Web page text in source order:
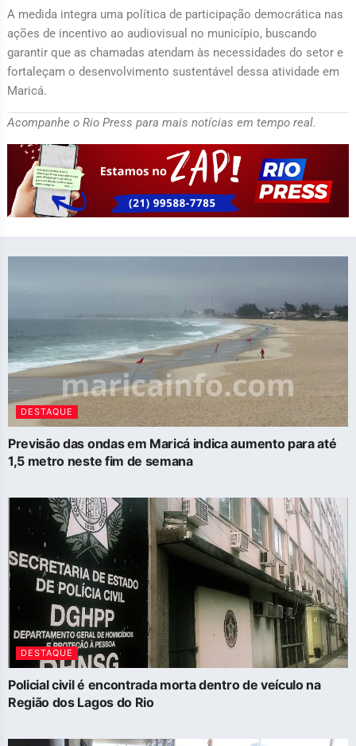
A medida integra uma política de participação democrática nas
ações de incentivo ao audiovisual no município, buscando
garantir que as chamadas atendam às necessidades do setor e
fortaleçam o desenvolvimento sustentável dessa atividade em
Maricá.
Acompanhe o Rio Press para mais notícias em tempo real.
DESTAQUE
Previsão das ondas em Maricá indica aumento para até
1,5 metro neste fim de semana
DESTAQUE
Policial civil é encontrada morta dentro de veículo na
Região dos Lagos do Rio